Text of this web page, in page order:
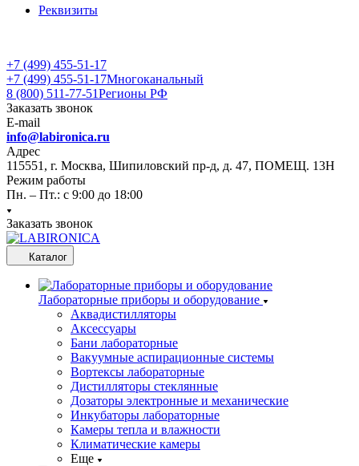
Реквизиты
+7 (499) 455-51-17
+7 (499) 455-51-17Многоканальный
8 (800) 511-77-51Регионы РФ
Заказать звонок
E-mail
info@labironica.ru
Адрес
115551, г. Москва, Шипиловский пр-д, д. 47, ПОМЕЩ. 13Н
Режим работы
Пн. – Пт.: с 9:00 до 18:00
Заказать звонок
Каталог
Лабораторные приборы и оборудование
Аквадистилляторы
Аксессуары
Бани лабораторные
Вакуумные аспирационные системы
Вортексы лабораторные
Дистилляторы стеклянные
Дозаторы электронные и механические
Инкубаторы лабораторные
Камеры тепла и влажности
Климатические камеры
Еще